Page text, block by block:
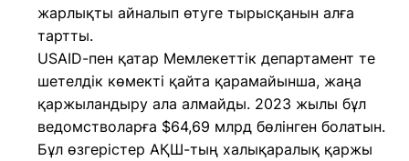
жарлықты айналып өтуге тырысқанын алға
тартты.
USAID-пен қатар Мемлекеттік департамент те
шетелдік көмекті қайта қарамайынша, жаңа
қаржыландыру ала алмайды. 2023 жылы бұл
ведомстволарға $64,69 млрд бөлінген болатын.
Бұл өзгерістер АҚШ-тың халықаралық қаржы